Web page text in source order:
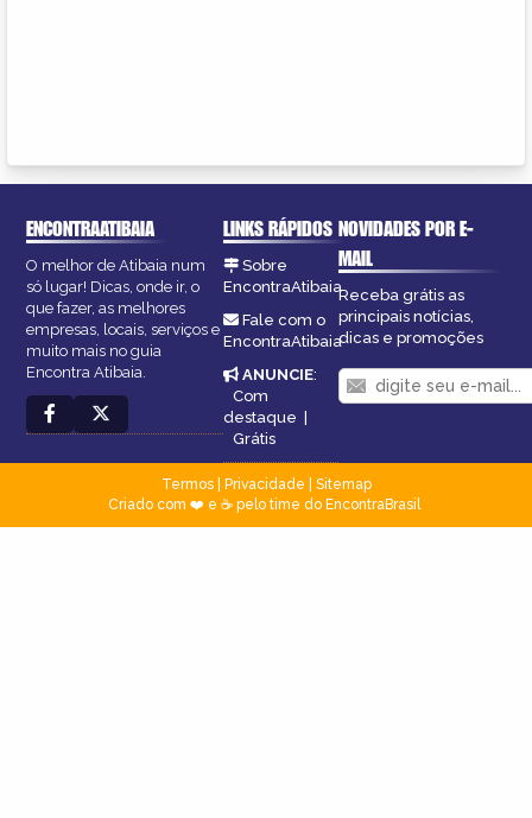
ENCONTRAATIBAIA
O melhor de Atibaia num
só lugar! Dicas, onde ir, o
que fazer, as melhores
empresas, locais, serviços e
muito mais no guia
Encontra Atibaia.
LINKS RÁPIDOS
Sobre
EncontraAtibaia
Fale com o
EncontraAtibaia
ANUNCIE:
Com
destaque |
Grátis
NOVIDADES POR E-
MAIL
Receba grátis as
principais notícias,
dicas e promoções
Termos| Privacidade
Sitemap
Criado com ❤️ e ☕ pelo time do EncontraBrasil